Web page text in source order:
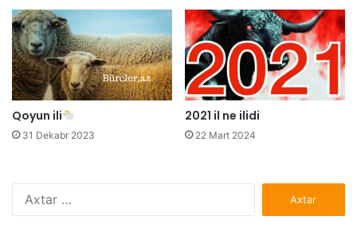
Qoyun ili
31 Dekabr 2023
2021 il ne ilidi
22 Mart 2024